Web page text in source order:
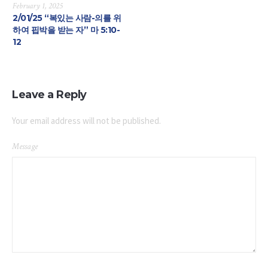
February 1, 2025
2/01/25 “복있는 사람-의를 위
하여 핍박을 받는 자” 마 5:10-
12
Leave a Reply
Your email address will not be published.
Message